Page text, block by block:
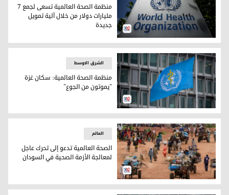
منظمة الصحة العالمية تسعى لجمع 7 مليارات دولار من خلال آلية تمويل جديدة
منظمة الصحة العالمية تسعى لجمع 7
مليارات دولار من خلال آلية تمويل
جديدة
شعار منظمة الصحة العالمية
الشرق الاوسط
منظمة الصحة العالمية: سكان غزة
"يموتون من الجوع"
الصحة العالمية تدعو إلى تحرك عاجل لمعالجة الأزمة الصحية
العالم
الصحة العالمية تدعو إلى تحرك عاجل
لمعالجة الأزمة الصحية في السودان